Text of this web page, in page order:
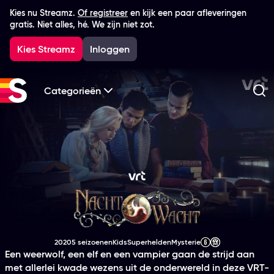
Kies nu Streamz. Of registreer en kijk een paar afleveringen
gratis. Niet alles, hé. We zijn niet zot.
Kies Streamz Inloggen
Categorieën
Nachtwacht
Productiejaar
20205 seizoenen Genre
Kids Genre
Superhelden
Genre Mysterie
Leeftijdsclassificatie
Een weerwolf, een elf en een vampier gaan de strijd aan
met allerlei kwade wezens uit de onderwereld in deze VRT-